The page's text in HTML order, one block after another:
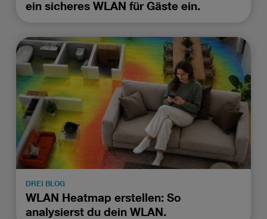
ein sicheres WLAN für Gäste ein.
DREI BLOG
WLAN Heatmap erstellen: So
analysierst du dein WLAN.